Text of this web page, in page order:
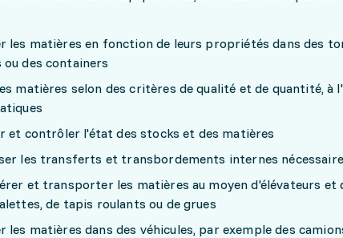
les matières en fonction de leurs propriétés dans des
ou des containers
matières selon des critères de qualité et de quantité, à
et contrôler l'état des stocks et des matières
les transferts et transbordements internes
et transporter les matières au moyen d'élévateurs et
de tapis roulants ou de grues
les matières dans des véhicules, par exemple des